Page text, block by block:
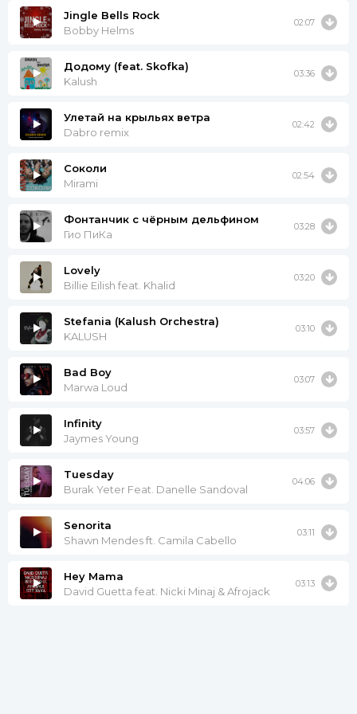
Could it ever be a chance?
I won't be lost
I just wanna get to know you
When we're sober
Get you closer
I just really wanna take this roller coaster
Baby, can I get to know you?
When we're sober
I just wanna get to know you
When we're sober
Call you over
Get you closer
To the sofa
Baby, can I get to know you?
Jingle Bells Rock
Bobby Helms
02:07
Додому (feat. Skofka)
Kalush
03:36
Улетай на крыльях ветра
Dabro remix
02:42
Соколи
Mirami
02:54
Фонтанчик с чёрным дельфином
Гио ПиКа
03:28
Lovely
Billie Eilish feat. Khalid
03:20
Stefania (Kalush Orchestra)
KALUSH
03:10
Bad Boy
Marwa Loud
03:07
Infinity
Jaymes Young
03:57
Tuesday
Burak Yeter Feat. Danelle Sandoval
04:06
Senorita
Shawn Mendes ft. Camila Cabello
03:11
Hey Mama
David Guetta feat. Nicki Minaj & Afrojack
03:13